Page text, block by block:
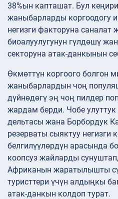
38%ын капташат. Бул
жаныбарларды коргоодогу
негизги факторуна саналат
биоалуулугунун гүлдөшү
секторуна атак-данкынын
Өкмөттүн коргоого болгон
жаныбарлардын чоң
дүйнөдөгү эң чоң пилдер
жардам берди. Чобе
дельтасы жана Борбордук
резерваты сыяктуу негизги
белгилүүлөрдүн арасында
коопсуз жайларды
Африканын жаратылышты
туристтери үчүн алдыңкы
атак-данкын колдоп турат.